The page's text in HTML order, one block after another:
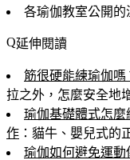
各瑜伽教室公開的
延伸閱讀
筋很硬能練瑜伽嗎
拉之外，怎麼安全地
瑜伽基礎體式怎麼
作 ：貓牛、嬰兒式的
瑜伽如何避免運動